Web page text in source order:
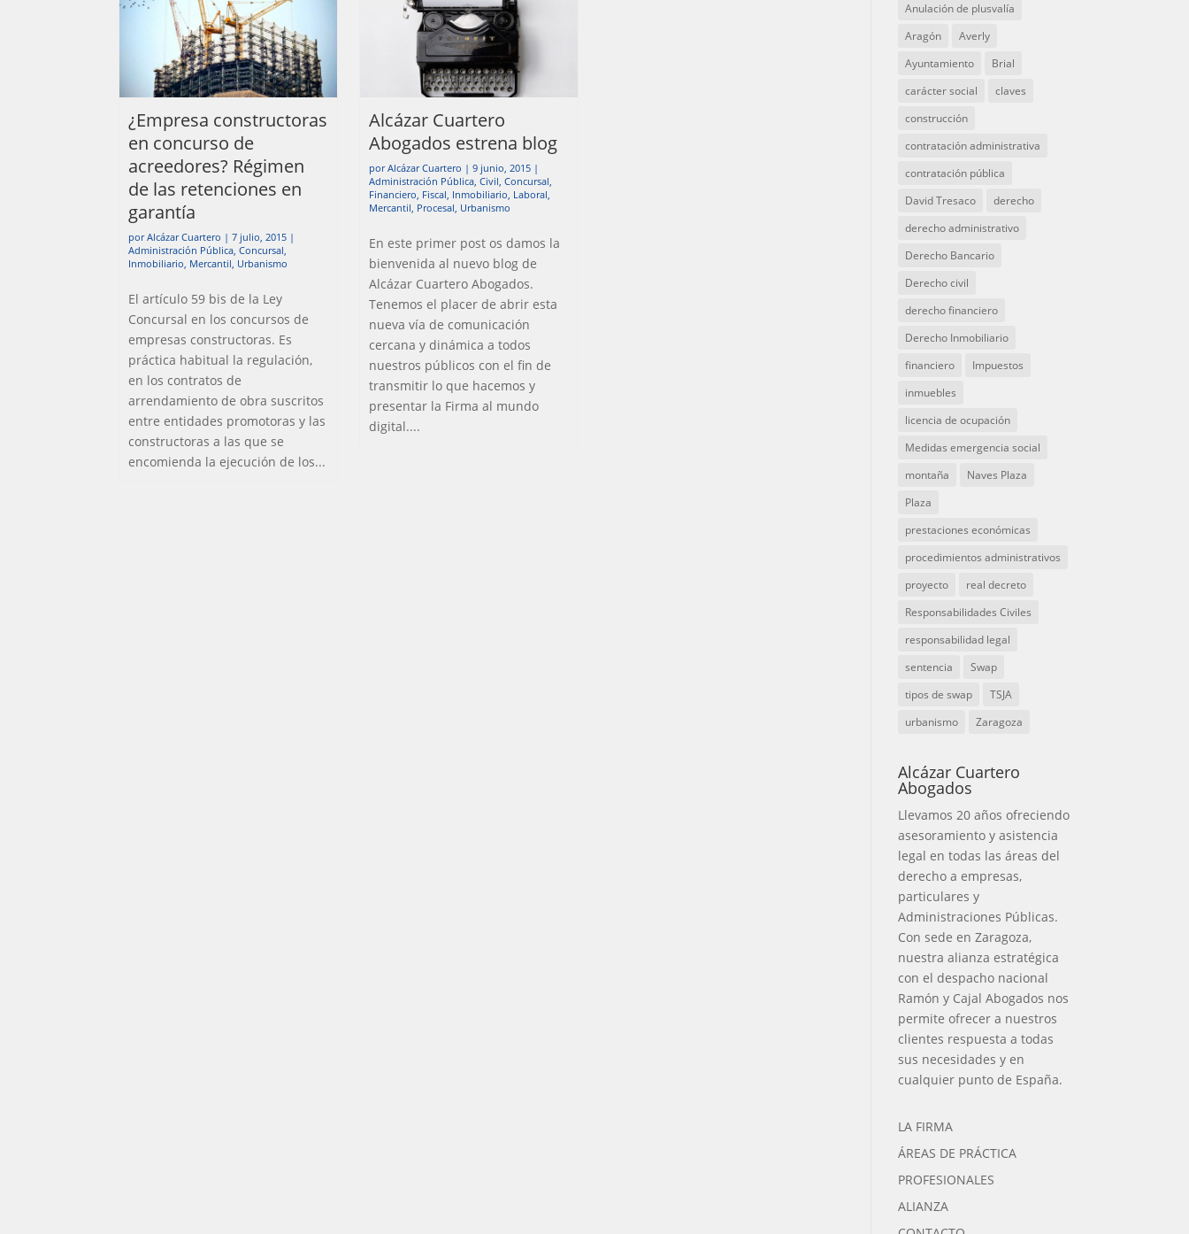
¿Empresa constructoras
en concurso de
acreedores? Régimen
de las retenciones en
garantía
porAlcázar Cuartero |7 julio, 2015 |
Administración Pública,Concursal,
Inmobiliario, Mercantil, Urbanismo
El artículo 59 bis de la Ley
Concursal en los concursos de
empresas constructoras. Es
práctica habitual la regulación,
en los contratos de
arrendamiento de obra suscritos
entre entidades promotoras y las
constructoras a las que se
encomienda la ejecución de los...
Alcázar Cuartero
Abogados estrena blog
porAlcázar Cuartero | 9 junio, 2015|
Administración Pública, Civil, Concursal,
Financiero, Fiscal, Inmobiliario, Laboral,
Mercantil, Procesal, Urbanismo
En este primer post os damos la
bienvenida al nuevo blog de
Alcázar Cuartero Abogados.
Tenemos el placer de abrir esta
nueva vía de comunicación
cercana y dinámica a todos
nuestros públicos con el fin de
transmitir lo que hacemos y
presentar la Firma al mundo
digital....
Anulación de plusvalía
Aragón
Averly
Ayuntamiento
Brial
carácter social
claves
construcción
contratación administrativa
contratación pública
David Tresaco
derecho
derecho administrativo
Derecho Bancario
Derecho civil
derecho financiero
Derecho Inmobiliario
financiero
Impuestos
inmuebles
licencia de ocupación
Medidas emergencia social
montaña
Naves Plaza
Plaza
prestaciones económicas
procedimientos administrativos
proyecto
real decreto
Responsabilidades Civiles
responsabilidad legal
sentencia
Swap
tipos de swap
TSJA
urbanismo
Zaragoza
Alcázar Cuartero
Abogados
Llevamos 20 años ofreciendo
asesoramiento y asistencia
legal en todas las áreas del
derecho a empresas,
particulares y
Administraciones Públicas.
Con sede en Zaragoza,
nuestra alianza estratégica
con el despacho nacional
Ramón y Cajal Abogados nos
permite ofrecer a nuestros
clientes respuesta a todas
sus necesidades y en
cualquier punto de España.
LA FIRMA
ÁREAS DE PRÁCTICA
PROFESIONALES
ALIANZA